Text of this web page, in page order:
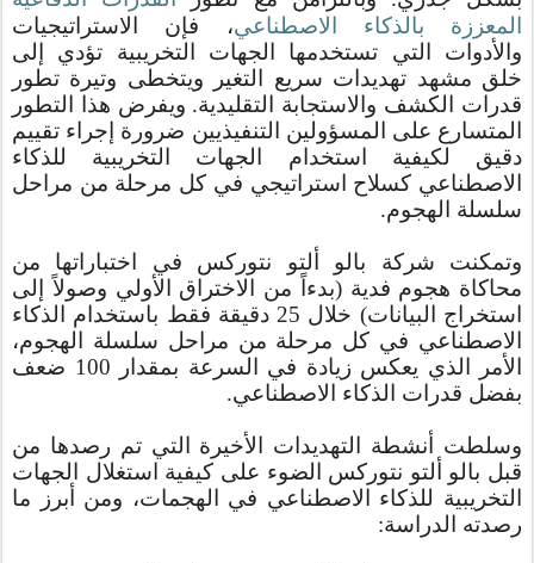
المعززة بالذكاء الاصطناعي، فإن الاستراتيجيات
والأدوات التي تستخدمها الجهات التخريبية تؤدي إلى
خلق مشهد تهديدات سريع التغير ويتخطى وتيرة تطور
قدرات الكشف والاستجابة التقليدية. ويفرض هذا التطور
المتسارع على المسؤولين التنفيذيين ضرورة إجراء تقييم
دقيق لكيفية استخدام الجهات التخريبية للذكاء
الاصطناعي كسلاح استراتيجي في كل مرحلة من مراحل
سلسلة الهجوم.
وتمكنت شركة بالو ألتو نتوركس في اختباراتها من
محاكاة هجوم فدية (بدءاً من الاختراق الأولي وصولاً إلى
استخراج البيانات) خلال 25 دقيقة فقط باستخدام الذكاء
الاصطناعي في كل مرحلة من مراحل سلسلة الهجوم،
الأمر الذي يعكس زيادة في السرعة بمقدار 100 ضعف
بفضل قدرات الذكاء الاصطناعي.
وسلطت أنشطة التهديدات الأخيرة التي تم رصدها من
قبل بالو ألتو نتوركس الضوء على كيفية استغلال الجهات
التخريبية للذكاء الاصطناعي في الهجمات، ومن أبرز ما
رصدته الدراسة: